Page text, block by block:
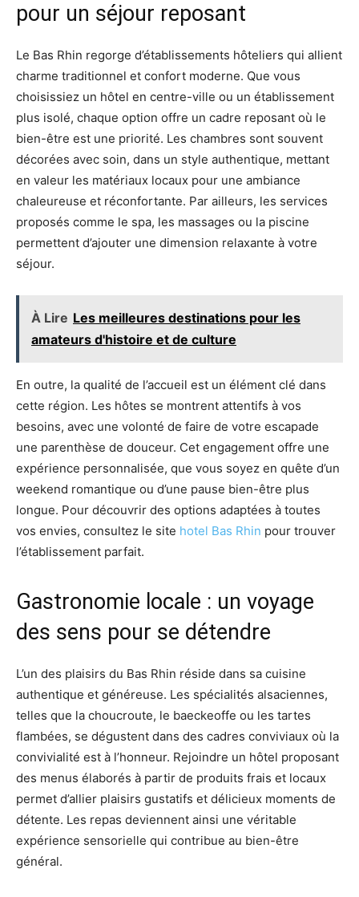
pour un séjour reposant
Le Bas Rhin regorge d’établissements hôteliers qui allient
charme traditionnel et confort moderne. Que vous
choisissiez un hôtel en centre-ville ou un établissement
plus isolé, chaque option offre un cadre reposant où le
bien-être est une priorité. Les chambres sont souvent
décorées avec soin, dans un style authentique, mettant
en valeur les matériaux locaux pour une ambiance
chaleureuse et réconfortante. Par ailleurs, les services
proposés comme le spa, les massages ou la piscine
permettent d’ajouter une dimension relaxante à votre
séjour.
À Lire Les meilleures destinations pour les
amateurs d'histoire et de culture
En outre, la qualité de l’accueil est un élément clé dans
cette région. Les hôtes se montrent attentifs à vos
besoins, avec une volonté de faire de votre escapade
une parenthèse de douceur. Cet engagement offre une
expérience personnalisée, que vous soyez en quête d’un
weekend romantique ou d’une pause bien-être plus
longue. Pour découvrir des options adaptées à toutes
vos envies, consultez le site hotel Bas Rhin pour trouver
l’établissement parfait.
Gastronomie locale : un voyage
des sens pour se détendre
L’un des plaisirs du Bas Rhin réside dans sa cuisine
authentique et généreuse. Les spécialités alsaciennes,
telles que la choucroute, le baeckeoffe ou les tartes
flambées, se dégustent dans des cadres conviviaux où la
convivialité est à l’honneur. Rejoindre un hôtel proposant
des menus élaborés à partir de produits frais et locaux
permet d’allier plaisirs gustatifs et délicieux moments de
détente. Les repas deviennent ainsi une véritable
expérience sensorielle qui contribue au bien-être
général.